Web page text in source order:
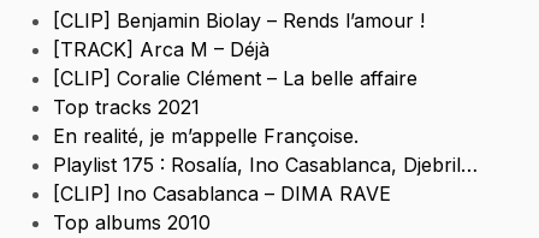
[CLIP] Benjamin Biolay – Rends l’amour !
[TRACK] Arca M – Déjà
[CLIP] Coralie Clément – La belle affaire
Top tracks 2021
En realité, je m’appelle Françoise.
Playlist 175 : Rosalía, Ino Casablanca, Djebril…
[CLIP] Ino Casablanca – DIMA RAVE
Top albums 2010